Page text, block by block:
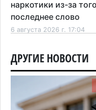
наркотики из-за
последнее слово
6 августа 2026 г. 17:04
Проезд по БАКАД
Алматинской
тарифы
6 августа 2026 г. 14:36
ДРУГИЕ НОВОСТИ